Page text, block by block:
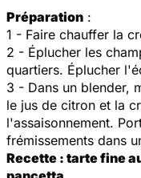
Préparation :
1 - Faire chauffer la
2 - Éplucher les
quartiers. Éplucher
3 - Dans un blender,
le jus de citron et la
l'assaisonnement.
frémissements dans
Recette : tarte fine